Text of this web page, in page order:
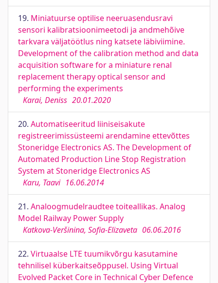
19. Miniatuurse optilise neeruasendusravi
sensori kalibratsioonimeetodi ja andmehõive
tarkvara väljatöötlus ning katsete läbiviimine.
Development of the calibration method and data
acquisition software for a miniature renal
replacement therapy optical sensor and
performing the experiments
Karai, Deniss 20.01.2020
20. Automatiseeritud liiniseisakute
registreerimissüsteemi arendamine ettevõttes
Stoneridge Electronics AS. The Development of
Automated Production Line Stop Registration
System at Stoneridge Electronics AS
Karu, Taavi 16.06.2014
21. Analoogmudelraudtee toiteallikas. Analog
Model Railway Power Supply
Katkova-Veršinina, Sofia-Elizaveta 06.06.2016
22. Virtuaalse LTE tuumikvõrgu kasutamine
tehnilisel küberkaitseõppusel. Using Virtual
Evolved Packet Core in Technical Cyber Defence